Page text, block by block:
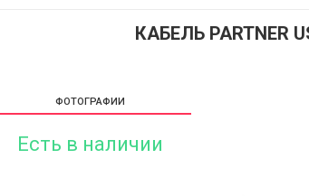
КАБЕЛЬ PARTNER
ФОТОГРАФИИ
Есть в наличии